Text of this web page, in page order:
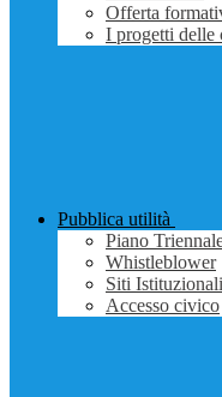
Offerta
I progetti delle
Pubblica utilità
Piano
Whistleblower
Siti Istituzionali
Accesso civico